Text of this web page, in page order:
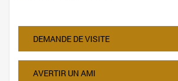
DEMANDE DE VISITE
AVERTIR UN AMI